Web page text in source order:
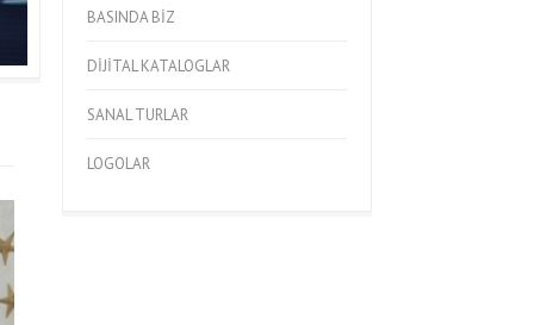
BASINDA BIZ
DIJITAL KATALOGLAR
SANAL TURLAR
LOGOLAR